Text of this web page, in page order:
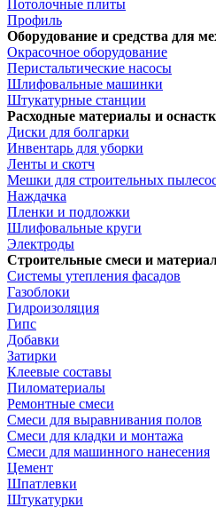
Потолочные плиты
Профиль
Оборудование и средства для
Окрасочное оборудование
Перистальтические насосы
Шлифовальные машинки
Штукатурные станции
Расходные материалы и
Диски для болгарки
Инвентарь для уборки
Ленты и скотч
Мешки для строительных
Наждачка
Пленки и подложки
Шлифовальные круги
Электроды
Строительные смеси и
Системы утепления фасадов
Газоблоки
Гидроизоляция
Гипс
Добавки
Затирки
Клеевые составы
Пиломатериалы
Ремонтные смеси
Смеси для выравнивания полов
Смеси для кладки и монтажа
Смеси для машинного нанесения
Цемент
Шпатлевки
Штукатурки